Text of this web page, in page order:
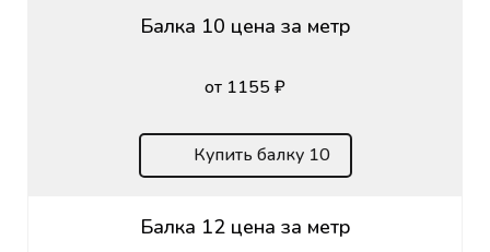
Балка 10 цена за метр
от 1155 ₽
Купить балку 10
Балка 12 цена за метр